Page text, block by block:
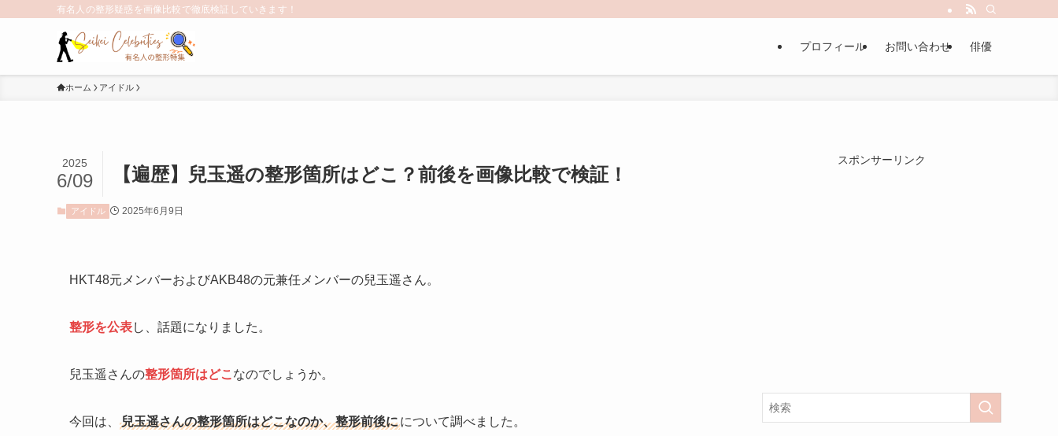
有名人の整形疑惑を画像比較で徹底検証していきます！
プロフィール お問い合わせ 俳優
ホーム アイドル
【遍歴】兒玉遥の整形箇所はどこ？前後を画像比較で検証！
2025
6/09
アイドル 2025年6月9日
HKT48元メンバーおよびAKB48の元兼任メンバーの兒玉遥さん。
整形を公表し、話題になりました。
兒玉遥さんの整形箇所はどこ なのでしょうか。
今回は、 兒玉遥さんの整形箇所はどこなのか、整形前後にについて調べました。
スポンサーリンク